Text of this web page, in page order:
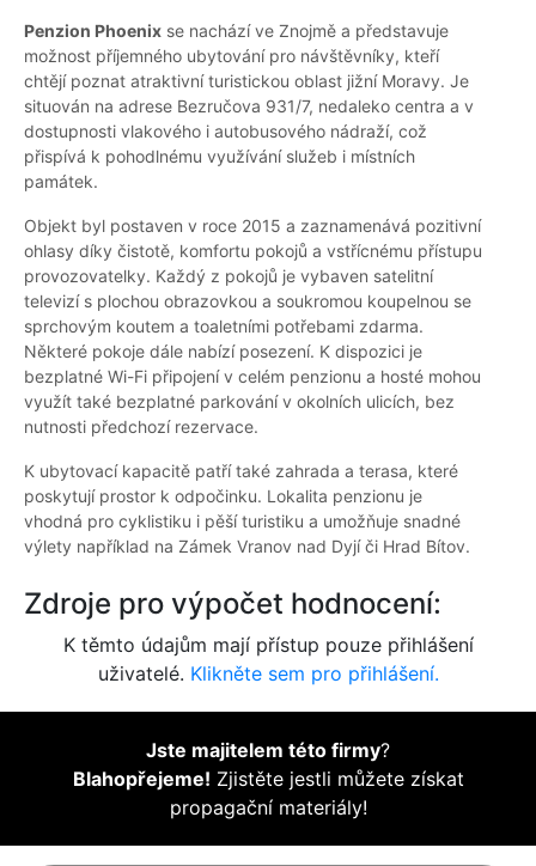
Penzion Phoenix se nachází ve Znojmě a představuje
možnost příjemného ubytování pro návštěvníky, kteří
chtějí poznat atraktivní turistickou oblast jižní Moravy. Je
situován na adrese Bezručova 931/7, nedaleko centra a v
dostupnosti vlakového i autobusového nádraží, což
přispívá k pohodlnému využívání služeb i místních
památek.
Objekt byl postaven v roce 2015 a zaznamenává pozitivní
ohlasy díky čistotě, komfortu pokojů a vstřícnému přístupu
provozovatelky. Každý z pokojů je vybaven satelitní
televizí s plochou obrazovkou a soukromou koupelnou se
sprchovým koutem a toaletními potřebami zdarma.
Některé pokoje dále nabízí posezení. K dispozici je
bezplatné Wi-Fi připojení v celém penzionu a hosté mohou
využít také bezplatné parkování v okolních ulicích, bez
nutnosti předchozí rezervace.
K ubytovací kapacitě patří také zahrada a terasa, které
poskytují prostor k odpočinku. Lokalita penzionu je
vhodná pro cyklistiku i pěší turistiku a umožňuje snadné
výlety například na Zámek Vranov nad Dyjí či Hrad Bítov.
Zdroje pro výpočet hodnocení:
K těmto údajům mají přístup pouze přihlášení
uživatelé. Klikněte sem pro přihlášení.
Jste majitelem této firmy?
Blahopřejeme! Zjistěte jestli můžete získat
propagační materiály!